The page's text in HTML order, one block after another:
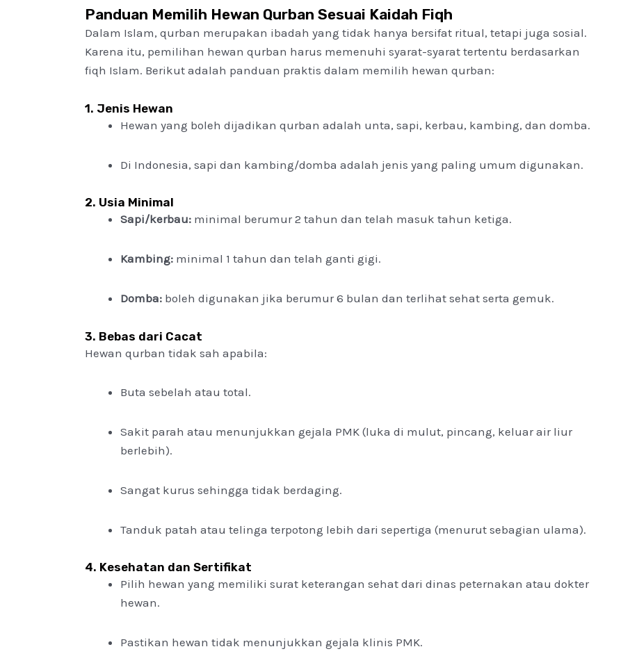
Panduan Memilih Hewan Qurban Sesuai Kaidah Fiqh
Dalam Islam, qurban merupakan ibadah yang tidak hanya bersifat ritual, tetapi juga sosial.
Karena itu, pemilihan hewan qurban harus memenuhi syarat-syarat tertentu berdasarkan
fiqh Islam. Berikut adalah panduan praktis dalam memilih hewan qurban:
1. Jenis Hewan
Hewan yang boleh dijadikan qurban adalah unta, sapi, kerbau, kambing, dan domba.
Di Indonesia, sapi dan kambing/domba adalah jenis yang paling umum digunakan.
2. Usia Minimal
Sapi/kerbau: minimal berumur 2 tahun dan telah masuk tahun ketiga.
Kambing: minimal 1 tahun dan telah ganti gigi.
Domba: boleh digunakan jika berumur 6 bulan dan terlihat sehat serta gemuk.
3. Bebas dari Cacat
Hewan qurban tidak sah apabila:
Buta sebelah atau total.
Sakit parah atau menunjukkan gejala PMK (luka di mulut, pincang, keluar air liur
berlebih).
Sangat kurus sehingga tidak berdaging.
Tanduk patah atau telinga terpotong lebih dari sepertiga (menurut sebagian ulama).
4. Kesehatan dan Sertifikat
Pilih hewan yang memiliki surat keterangan sehat dari dinas peternakan atau dokter
hewan.
Pastikan hewan tidak menunjukkan gejala klinis PMK.